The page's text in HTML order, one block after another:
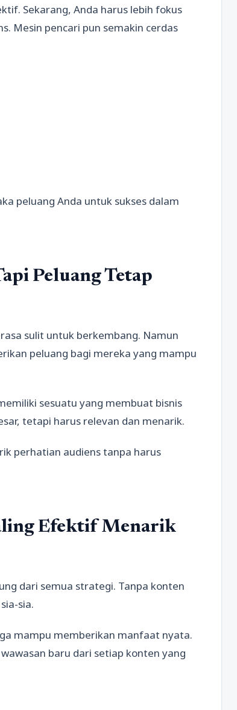
Sekarang, Anda harus lebih fokus
Mesin pencari pun semakin cerdas
peluang Anda untuk sukses dalam
Peluang Tetap
sulit untuk berkembang. Namun
peluang bagi mereka yang mampu
sesuatu yang membuat bisnis
tetapi harus relevan dan menarik.
perhatian audiens tanpa harus
Efektif Menarik
dari semua strategi. Tanpa konten
sia.
mampu memberikan manfaat nyata.
baru dari setiap konten yang